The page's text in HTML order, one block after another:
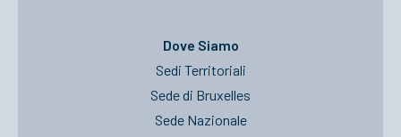
Dove Siamo
Sedi Territoriali
Sede di Bruxelles
Sede Nazionale